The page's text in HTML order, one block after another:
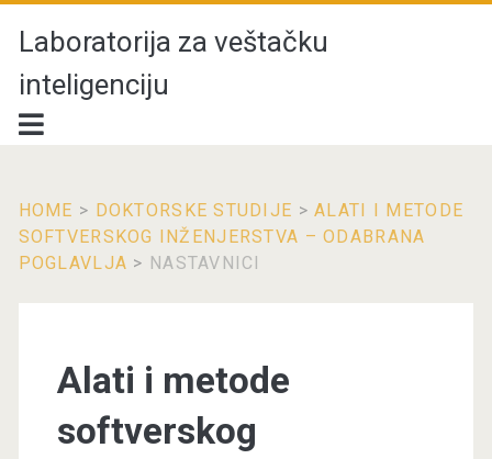
Laboratorija za veštačku
inteligenciju
HOME > DOKTORSKE STUDIJE >ALATI I METODE
SOFTVERSKOG INŽENJERSTVA – ODABRANA
POGLAVLJA > NASTAVNICI
Alati i metode
softverskog